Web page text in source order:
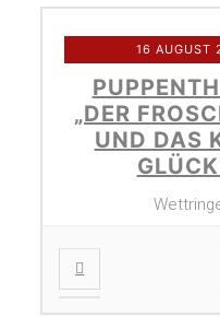
16 AUGUST
„DER
UND DAS